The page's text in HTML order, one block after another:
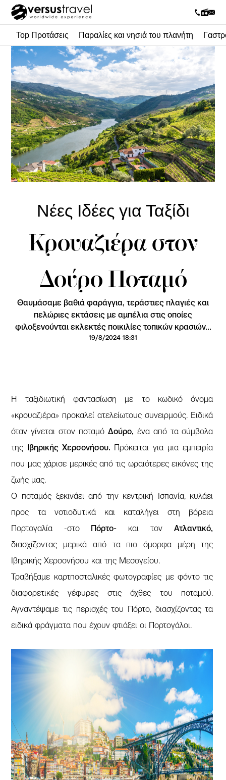
Top Προτάσεις Παραλίες και νησιά του πλανήτη
Νέες Ιδέες για Ταξίδι
Κρουαζιέρα στον
Δούρο Ποταμό
Θαυμάσαμε βαθιά φαράγγια, τεράστιες πλαγιές και
πελώριες εκτάσεις με αμπέλια στις οποίες
φιλοξενούνται εκλεκτές ποικιλίες τοπικών κρασιών...
19/8/2024 18:31
Η ταξιδιωτική φαντασίωση με το κωδικό όνομα
«κρουαζιέρα» προκαλεί ατελείωτους συνειρμούς. Ειδικά
όταν γίνεται στον ποταμό Δούρο, ένα από τα σύμβολα
της Ιβηρικής Χερσονήσου. Πρόκειται για μια εμπειρία
που μας χάρισε μερικές από τις ωραιότερες εικόνες της
ζωής μας.
Ο ποταμός ξεκινάει από την κεντρική Ισπανία, κυλάει
προς τα νοτιοδυτικά και καταλήγει στη βόρεια
Πορτογαλία -στο Πόρτο- και τονΑτλαντικό,
διασχίζοντας μερικά από τα πιο όμορφα μέρη της
Ιβηρικής Χερσονήσου και της Μεσογείου.
Τραβήξαμε καρτποσταλικές φωτογραφίες με φόντο τις
διαφορετικές γέφυρες στις όχθες του ποταμού.
Αγναντέψαμε τις περιοχές του Πόρτο, διασχίζοντας τα
ειδικά φράγματα που έχουν φτιάξει οι Πορτογάλοι.